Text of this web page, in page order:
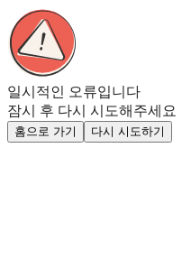
일시적인 오류입니다
잠시 후 다시 시도해주세요
홈으로 가기 다시 시도하기